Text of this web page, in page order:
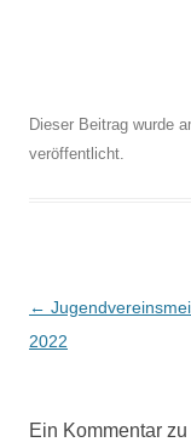
Dieser Beitrag wurde
veröffentlicht.
Beitragsnavigation
←
2022
Ein Kommentar zu